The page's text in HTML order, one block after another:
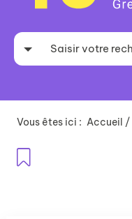
Vous êtes ici : Accueil /